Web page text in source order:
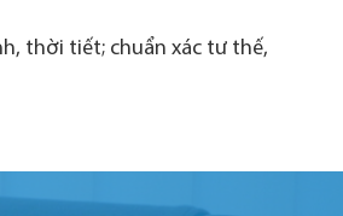
thời tiết; chuẩn xác tư thế,